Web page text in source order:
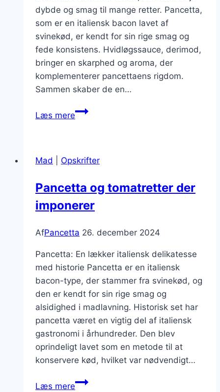
dybde og smag til mange retter. Pancetta,
som er en italiensk bacon lavet af
svinekød, er kendt for sin rige smag og
fede konsistens. Hvidløgssauce, derimod,
bringer en skarphed og aroma, der
komplementerer pancettaens rigdom.
Sammen skaber de en…
Læs merePancetta
Mad
Opskrifter
Pancetta og tomatretter der
imponerer
AfPancetta 26. december 2024
Pancetta: En lækker italiensk delikatesse
med historie Pancetta er en italiensk
bacon-type, der stammer fra svinekød, og
den er kendt for sin rige smag og
alsidighed i madlavning. Historisk set har
pancetta været en vigtig del af italiensk
gastronomi i århundreder. Den blev
oprindeligt lavet som en metode til at
konservere kød, hvilket var nødvendigt…
Læs merePancetta